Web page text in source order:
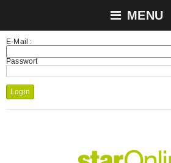
MENU
E-Mail :
Passwort
Login